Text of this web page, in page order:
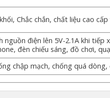
Chắc chắn, chất liệu cao
điện lên 5V-2.1A khi tiếp
đèn chiếu sáng, đồ chơi,
chập mạch, chống quá